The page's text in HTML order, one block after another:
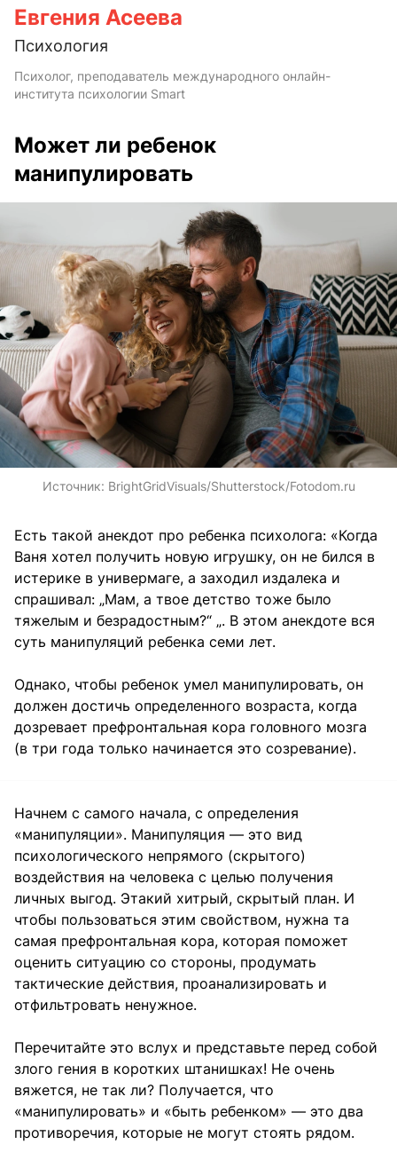
Евгения Асеева
Психология
Психолог, преподаватель международного онлайн-
института психологии Smart
Может ли ребенок
манипулировать
Источник: BrightGridVisuals/Shutterstock/Fotodom.ru
Есть такой анекдот про ребенка психолога: «Когда
Ваня хотел получить новую игрушку, он не бился в
истерике в универмаге, а заходил издалека и
спрашивал: „Мам, а твое детство тоже было
тяжелым и безрадостным?“ „. В этом анекдоте вся
суть манипуляций ребенка семи лет.
Однако, чтобы ребенок умел манипулировать, он
должен достичь определенного возраста, когда
дозревает префронтальная кора головного мозга
(в три года только начинается это созревание).
Начнем с самого начала, с определения
«манипуляции». Манипуляция — это вид
психологического непрямого (скрытого)
воздействия на человека с целью получения
личных выгод. Этакий хитрый, скрытый план. И
чтобы пользоваться этим свойством, нужна та
самая префронтальная кора, которая поможет
оценить ситуацию со стороны, продумать
тактические действия, проанализировать и
отфильтровать ненужное.
Перечитайте это вслух и представьте перед собой
злого гения в коротких штанишках! Не очень
вяжется, не так ли? Получается, что
«манипулировать» и «быть ребенком» — это два
противоречия, которые не могут стоять рядом.